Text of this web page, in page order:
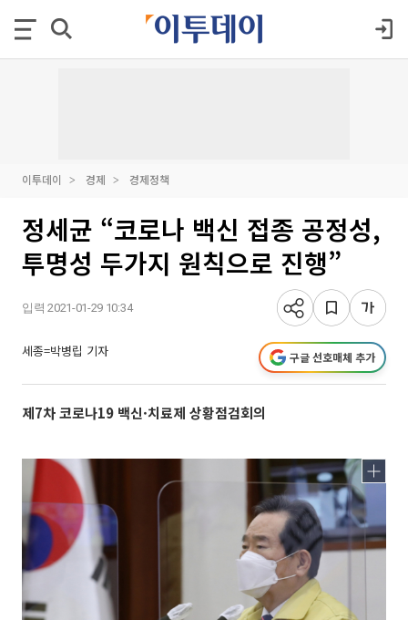
이투데이 경제 경제정책
정세균 “코로나 백신 접종 공정성,
투명성 두가지 원칙으로 진행”
입력 2021-01-29 10:34
세종=박병립 기자 구글 선호매체 추가
제7차 코로나19 백신·치료제 상황점검회의